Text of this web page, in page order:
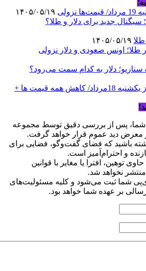
سیگنال جدید برای دلار و طلا؟
طلا؛ اونس صعودی و دلار نزولی
سناریو؛ دلار به کدام سمت می‌رود؟
قیمت طلا و سکه امروز یکشنبه 18مرداد/ کاهش همه قیمت ها +
شما، پس از بررسی دقیق توسط مجموعه
معرض دید عموم قرار خواهد گرفت.
باشید که فضای گفت‌وگو، فضایی برای
و احترام‌آمیز است.
توهین، افترا یا مغایر با قوانین
نخواهد شد.
شما ثبت می‌شود و کلیه مسئولیت‌های
بر عهده شما خواهد بود.